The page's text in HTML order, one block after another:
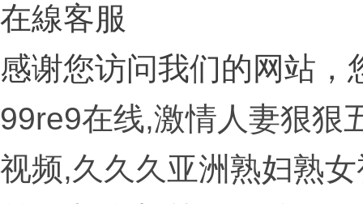
在線客服
感谢您访问我们的网站，
99re9在线,激情人妻狠狠
视频,久久久亚洲熟妇熟